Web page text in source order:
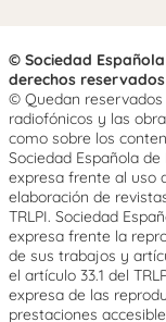
© Sociedad
derechos reservados
© Quedan
radiofónicos y las
como sobre los
Sociedad Española
expresa frente al uso
elaboración de
TRLPI. Sociedad
expresa frente la
de sus trabajos y
el artículo 33.1 del
expresa de las
prestaciones